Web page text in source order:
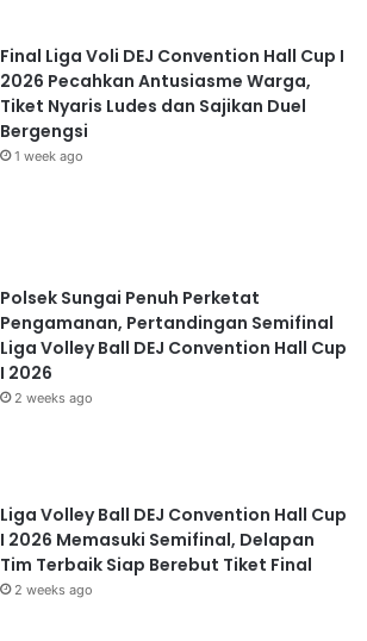
Final Liga Voli DEJ Convention Hall Cup I
2026 Pecahkan Antusiasme Warga,
Tiket Nyaris Ludes dan Sajikan Duel
Bergengsi
1 week ago
Polsek Sungai Penuh Perketat
Pengamanan, Pertandingan Semifinal
Liga Volley Ball DEJ Convention Hall Cup
I 2026
2 weeks ago
Liga Volley Ball DEJ Convention Hall Cup
I 2026 Memasuki Semifinal, Delapan
Tim Terbaik Siap Berebut Tiket Final
2 weeks ago